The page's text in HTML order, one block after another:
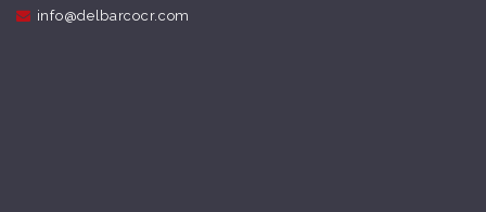
info@delbarcocr.com